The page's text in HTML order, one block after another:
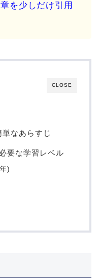
を少しだけ引用
CLOSE
なあらすじ
要な学習レベル
)